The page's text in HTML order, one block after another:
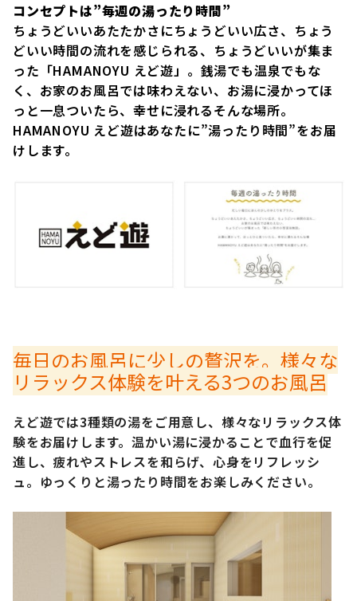
コンセプトは”毎週の湯ったり時間”
ちょうどいいあたたかさにちょうどいい広さ、ちょう
どいい時間の流れを感じられる、ちょうどいいが集ま
った「HAMANOYU えど遊」。銭湯でも温泉でもな
く、お家のお風呂では味わえない、お湯に浸かってほ
っと一息ついたら、幸せに浸れるそんな場所。
HAMANOYU えど遊はあなたに”湯ったり時間”をお届
けします。
毎日のお風呂に少しの贅沢を。様々な
リラックス体験を叶える3つのお風呂
えど遊では3種類の湯をご用意し、様々なリラックス体
験をお届けします。温かい湯に浸かることで血行を促
進し、疲れやストレスを和らげ、心身をリフレッシ
ュ。ゆっくりと湯ったり時間をお楽しみください。